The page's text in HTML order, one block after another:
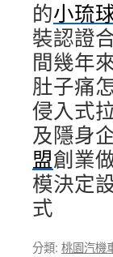
的小琉
裝認證
間幾年
肚子痛
侵入式
及隱身
盟創業
模決定
式
分類: 桃園汽機